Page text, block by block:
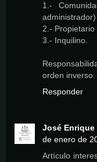
1.-
administrador)
2.-
3.- Inquilino.
orden inverso.
Responder
José Enrique
de enero de
Artículo